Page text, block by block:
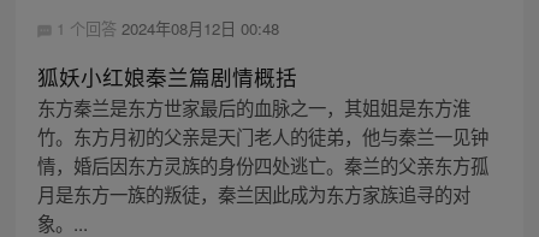
1 个回答 2024年08月12日 00:48
狐妖小红娘秦兰篇剧情概括
东方秦兰是东方世家最后的血脉之一，其姐姐是东方淮
竹。东方月初的父亲是天门老人的徒弟，他与秦兰一见钟
情，婚后因东方灵族的身份四处逃亡。秦兰的父亲东方孤
月是东方一族的叛徒，秦兰因此成为东方家族追寻的对
象。...